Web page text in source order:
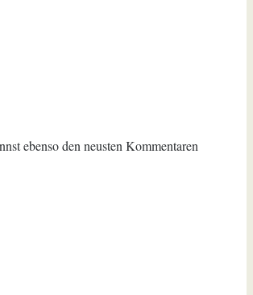
ebenso den neusten Kommentaren